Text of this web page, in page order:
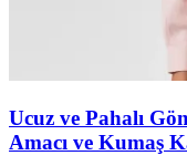
Ucuz ve Pahalı
Amacı ve Kumaş